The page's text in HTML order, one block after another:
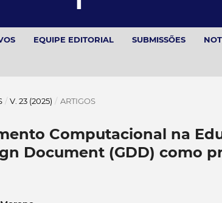
EQUIPE EDITORIAL SUBMISSÕES
/ V. 23 (2025) / ARTIGOS
Computacional na
Document (GDD) como